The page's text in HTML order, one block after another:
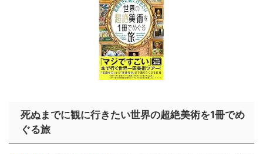
死ぬまでに観に行きたい世界の超絶美術を1冊でめ
ぐる旅